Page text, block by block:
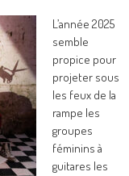
L’année 2025
semble
propice pour
projeter sous
les feux de la
rampe les
groupes
féminins à
guitares les